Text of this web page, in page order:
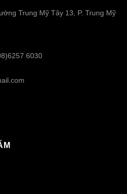
Trung Mỹ Tây 13, P. Trung Mỹ
6030